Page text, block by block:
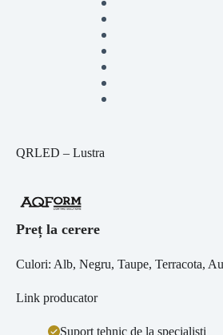
QRLED – Lustra
Preț la cerere
Culori: Alb, Negru, Taupe, Terracota,
Link producator
Suport tehnic de la specialisti